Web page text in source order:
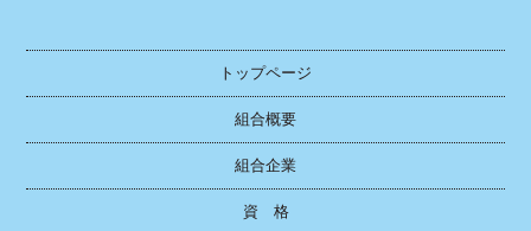
トップページ
組合概要
組合企業
資 格